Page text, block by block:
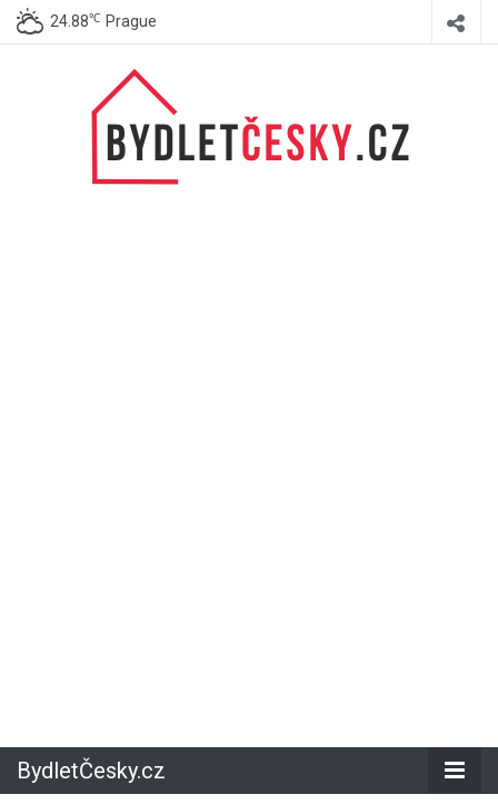
24.88℃ Prague
BydletČesky.cz